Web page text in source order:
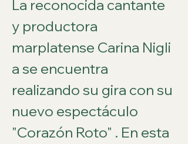
La reconocida cantante
y productora
marplatense Carina Nigli
a se encuentra
realizando su gira con su
nuevo espectáculo
"Corazón Roto" . En esta